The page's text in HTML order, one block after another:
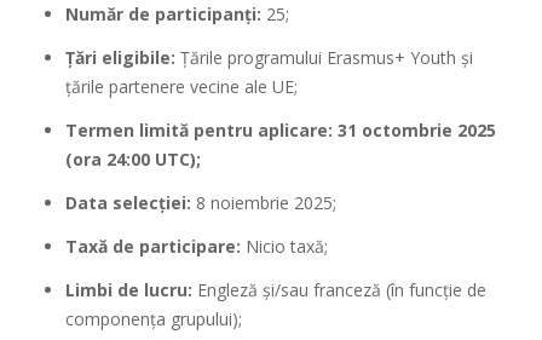
Număr de participanți: 25;
Țări eligibile: Țările programului Erasmus+ Youth și
țările partenere vecine ale UE;
Termen limită pentru aplicare: 31 octombrie 2025
(ora 24:00 UTC);
Data selecției: 8 noiembrie 2025;
Taxă de participare: Nicio taxă;
Limbi de lucru: Engleză și/sau franceză (în funcție de
componența grupului);